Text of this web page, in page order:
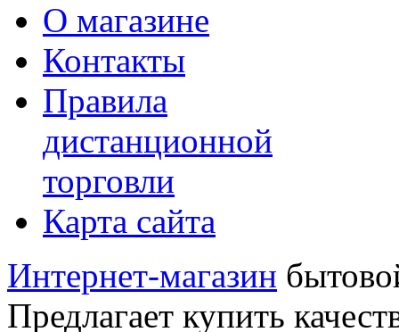
О магазине
Контакты
Правила
дистанционной
торговли
Карта сайта
Интернет-магазин
Предлагает купить